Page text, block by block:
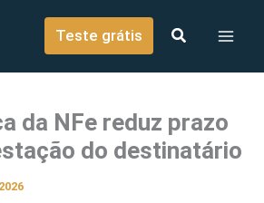
Teste grátis
da NFe reduz prazo
do destinatário